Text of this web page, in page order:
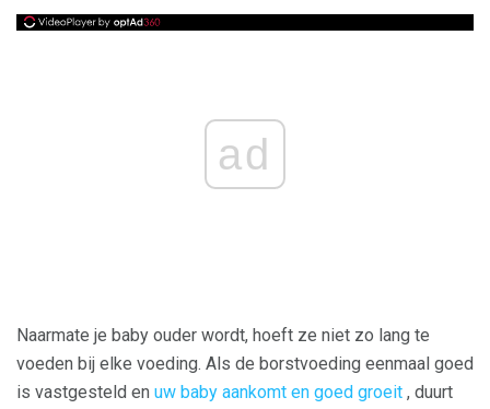
ad
Naarmate je baby ouder wordt, hoeft ze niet zo lang te
voeden bij elke voeding. Als de borstvoeding eenmaal goed
is vastgesteld en uw baby aankomt en goed groeit , duurt